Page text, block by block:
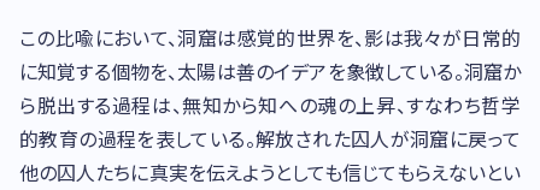
この比喩において、洞窟は感覚的世界を、影は我々が日常的
に知覚する個物を、太陽は善のイデアを象徴している。洞窟か
ら脱出する過程は、無知から知への魂の上昇、すなわち哲学
的教育の過程を表している。解放された囚人が洞窟に戻って
他の囚人たちに真実を伝えようとしても信じてもらえないとい